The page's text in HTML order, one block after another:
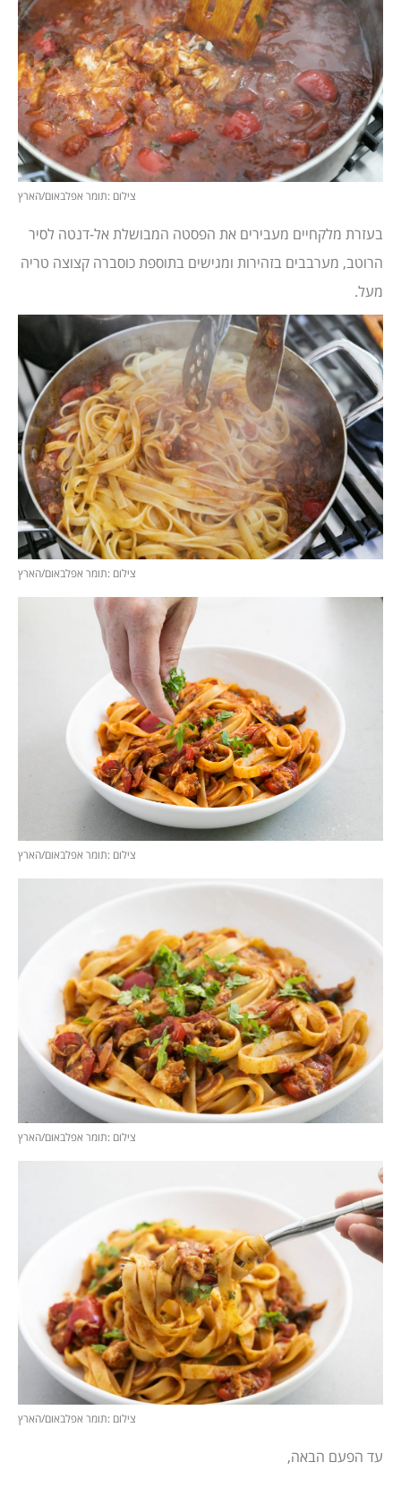
צילום :תומר אפלבאום/הארץ
בעזרת מלקחיים מעבירים את הפסטה המבושלת אל-דנטה לסיר
הרוטב, מערבבים בזהירות ומגישים בתוספת כוסברה קצוצה טריה
מעל.
צילום :תומר אפלבאום/הארץ
צילום :תומר אפלבאום/הארץ
צילום :תומר אפלבאום/הארץ
צילום :תומר אפלבאום/הארץ
עד הפעם הבאה,